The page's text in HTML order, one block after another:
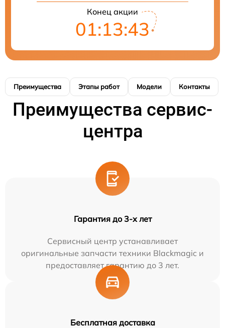
Конец акции
01:13:43
Преимущества Этапы работ Модели Контакты
Преимущества сервис-
центра
Гарантия до 3-х лет
Сервисный центр устанавливает
оригинальные запчасти техники Blackmagic и
предоставляет гарантию до 3 лет.
Бесплатная доставка